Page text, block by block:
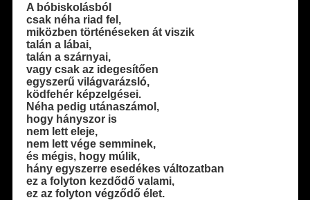
A bóbiskolásból
csak néha riad fel,
miközben történéseken át viszik
talán a lábai,
talán a szárnyai,
vagy csak az idegesítően
egyszerű világvarázsló,
ködfehér képzelgései.
Néha pedig utánaszámol,
hogy hányszor is
nem lett eleje,
nem lett vége semminek,
és mégis, hogy múlik,
hány egyszerre esedékes változatban
ez a folyton kezdődő valami,
ez az folyton végződő élet.